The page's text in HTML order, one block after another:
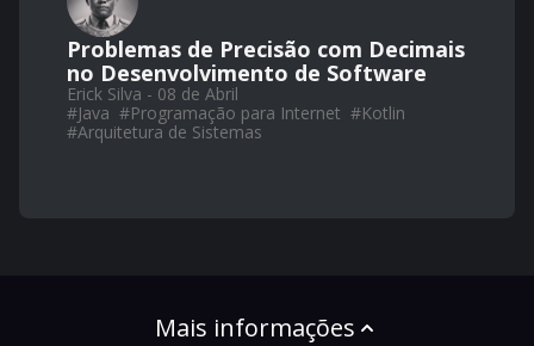
Problemas de Precisão com Decimais
no Desenvolvimento de Software
Erick Silva - 08 de Abril
#Java #Programação para Internet #Kotlin
#Arquitetura de Sistemas
Mais informações